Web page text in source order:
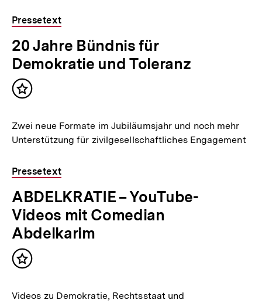
Pressetext
20 Jahre Bündnis für
Demokratie und Toleranz
Inhalt
Zwei neue Formate im Jubiläumsjahr und noch mehr
Unterstützung für zivilgesellschaftliches Engagement
Pressetext
ABDELKRATIE – YouTube-
Videos mit Comedian
Abdelkarim
Inhalt
Videos zu Demokratie, Rechtsstaat und